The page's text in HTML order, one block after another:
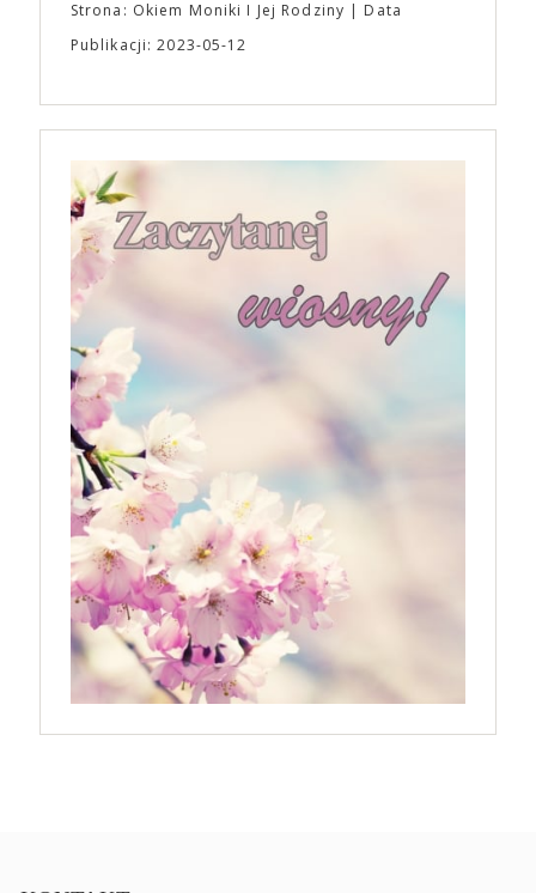
Strona: Okiem Moniki I Jej Rodziny
Data
Publikacji: 2023-05-12